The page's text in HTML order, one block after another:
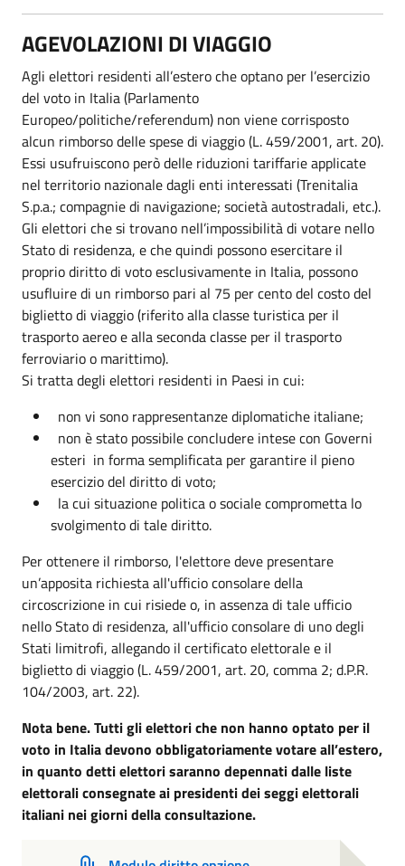
AGEVOLAZIONI DI VIAGGIO
Agli elettori residenti all’estero che optano per l’esercizio
del voto in Italia (Parlamento
Europeo/politiche/referendum) non viene corrisposto
alcun rimborso delle spese di viaggio (L. 459/2001, art. 20).
Essi usufruiscono però delle riduzioni tariffarie applicate
nel territorio nazionale dagli enti interessati (Trenitalia
S.p.a.; compagnie di navigazione; società autostradali, etc.).
Gli elettori che si trovano nell’impossibilità di votare nello
Stato di residenza, e che quindi possono esercitare il
proprio diritto di voto esclusivamente in Italia, possono
usufluire di un rimborso pari al 75 per cento del costo del
biglietto di viaggio (riferito alla classe turistica per il
trasporto aereo e alla seconda classe per il trasporto
ferroviario o marittimo).
Si tratta degli elettori residenti in Paesi in cui:
non vi sono rappresentanze diplomatiche italiane;
non è stato possibile concludere intese con Governi
esteri in forma semplificata per garantire il pieno
esercizio del diritto di voto;
la cui situazione politica o sociale comprometta lo
svolgimento di tale diritto.
Per ottenere il rimborso, l'elettore deve presentare
un’apposita richiesta all'ufficio consolare della
circoscrizione in cui risiede o, in assenza di tale ufficio
nello Stato di residenza, all'ufficio consolare di uno degli
Stati limitrofi, allegando il certificato elettorale e il
biglietto di viaggio (L. 459/2001, art. 20, comma 2; d.P.R.
104/2003, art. 22).
Nota bene. Tutti gli elettori che non hanno optato per il
voto in Italia devono obbligatoriamente votare all’estero,
in quanto detti elettori saranno depennati dalle liste
elettorali consegnate ai presidenti dei seggi elettorali
italiani nei giorni della consultazione.